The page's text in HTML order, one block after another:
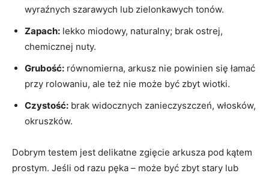
wyraźnych szarawych lub zielonkawych tonów.
Zapach: lekko miodowy, naturalny; brak ostrej,
chemicznej nuty.
Grubość: równomierna, arkusz nie powinien się łamać
przy rolowaniu, ale też nie może być zbyt wiotki.
Czystość: brak widocznych zanieczyszczeń, włosków,
okruszków.
Dobrym testem jest delikatne zgięcie arkusza pod kątem
prostym. Jeśli od razu pęka – może być zbyt stary lub